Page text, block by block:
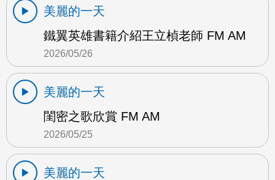
美麗的一天
鐵翼英雄書籍介紹王立楨老師 FM AM
2026/05/26
美麗的一天
閨密之歌欣賞 FM AM
2026/05/25
美麗的一天